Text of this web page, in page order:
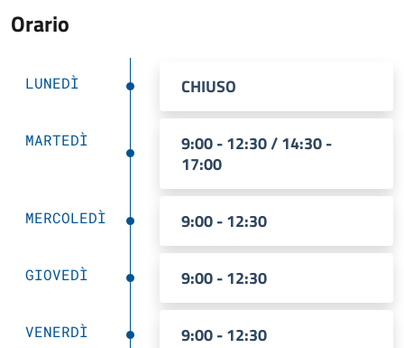
Orario
LUNEDÌ CHIUSO
MARTEDÌ
9:00 - 12:30 / 14:30 -
17:00
MERCOLEDÌ 9:00 - 12:30
GIOVEDÌ 9:00 - 12:30
VENERDÌ 9:00 - 12:30